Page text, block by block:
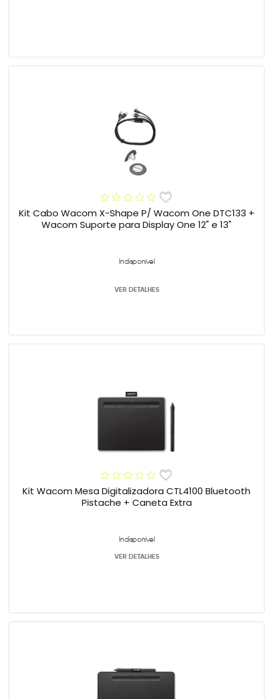
Kit Cabo Wacom X-Shape P/ Wacom One DTC133 +
Wacom Suporte para Display One 12" e 13"
Indisponível
VER DETALHES
Kit Wacom Mesa Digitalizadora CTL4100 Bluetooth
Pistache + Caneta Extra
Indisponível
VER DETALHES